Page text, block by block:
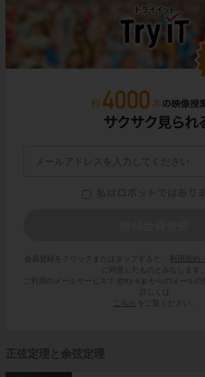
会員登録をクリックまたはタップすると、
利用規約
に同意したものとみなします。
ご利用のメールサービスで @try-it.jp からのメールの
詳しくは
こちら
をご覧ください。
正弦定理と余弦定理